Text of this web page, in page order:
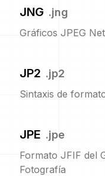
JNG .jng
Gráficos JPEG
JP2 .jp2
Sintaxis de
JPE .jpe
Formato JFIF del
Fotografía